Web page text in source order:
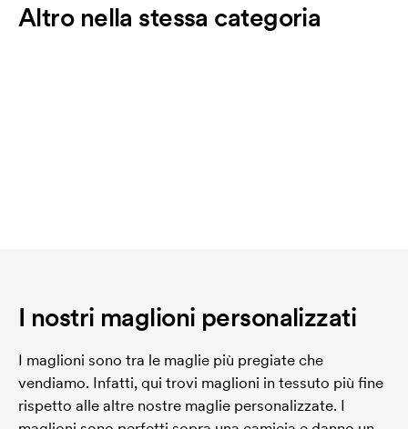
Altro nella stessa categoria
I nostri maglioni personalizzati
I maglioni sono tra le maglie più pregiate che
vendiamo. Infatti, qui trovi maglioni in tessuto più fine
rispetto alle altre nostre maglie personalizzate. I